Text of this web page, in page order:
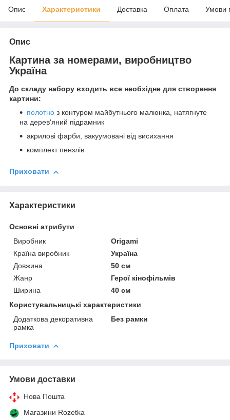
Опис Характеристики Доставка Оплата Умови
Опис
Картина за номерами, виробництво
Україна
До складу набору входить все необхідне для створення
картини:
полотно з контуром майбутнього малюнка, натягнуте
на дерев'яний підрамник
акрилові фарби, вакуумовані від висихання
комплект пензлів
Приховати
Характеристики
Основні атрибути
Виробник
Origami
Країна виробник
Україна
Довжина
50 см
Жанр
Герої кінофільмів
Ширина
40 см
Користувальницькі характеристики
Додаткова декоративна
рамка
Без рамки
Приховати
Умови доставки
Нова Пошта
Магазини Rozetka